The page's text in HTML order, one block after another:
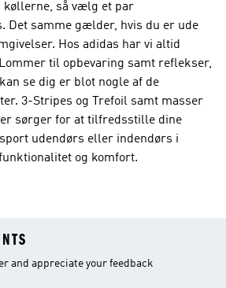
køllerne, så vælg et par
Det samme gælder, hvis du er ude
Hos adidas har vi altid
til opbevaring samt reflekser,
se dig er blot nogle af de
3-Stripes og Trefoil samt masser
sørger for at tilfredsstille dine
udendørs eller indendørs i
og komfort.
and appreciate your feedback